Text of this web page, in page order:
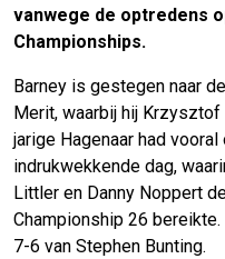
vanwege de optredens
Championships.
Barney is gestegen naar
Merit, waarbij hij
jarige Hagenaar had
indrukwekkende dag,
Littler en Danny Noppert
Championship 26
7-6 van Stephen Bunting.